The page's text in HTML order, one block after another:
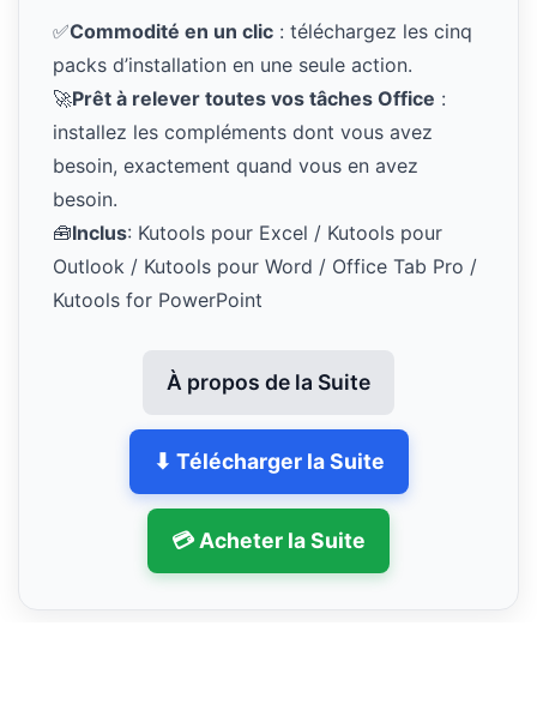
✅Commodité en un clic : téléchargez les cinq
packs d’installation en une seule action.
🚀Prêt à relever toutes vos tâches Office :
installez les compléments dont vous avez
besoin, exactement quand vous en avez
besoin.
🧰Inclus: Kutools pour Excel / Kutools pour
Outlook / Kutools pour Word / Office Tab Pro /
Kutools for PowerPoint
À propos de la Suite
⬇ Télécharger la Suite
💳 Acheter la Suite